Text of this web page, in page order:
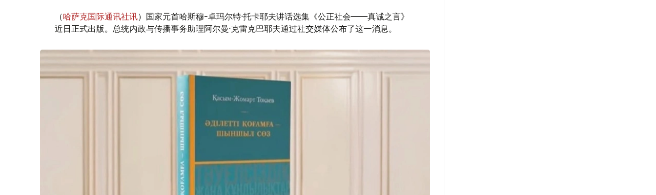
（哈萨克国际通讯社讯）国家元首哈斯穆-卓玛尔特·托卡耶夫讲话选集《公正社会——真诚之言》
近日正式出版。总统内政与传播事务助理阿尔曼·克雷克巴耶夫通过社交媒体公布了这一消息。